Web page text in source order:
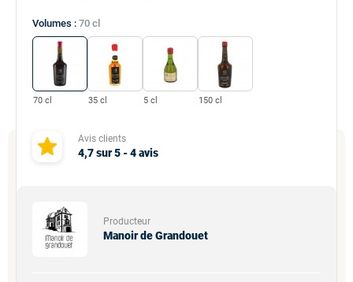
Avis clients
4,7sur5 -4avis
Volumes : 70 cl
70 cl 35 cl 5 cl 150 cl
Producteur
Manoir de Grandouet